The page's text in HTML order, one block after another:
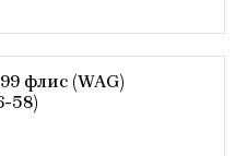
флис (WAG)
58)